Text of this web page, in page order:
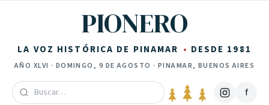
PIONERO
LA VOZ HISTÓRICA DE PINAMAR DESDE 1981
AÑO XLVI · DOMINGO, 9 DE AGOSTO · PINAMAR, BUENOS AIRES
f